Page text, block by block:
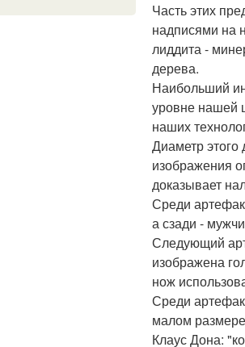
Часть этих
надписями на
лиддита -
дерева.
Наибольший
уровне нашей
наших
Диаметр этого
изображения
доказывает
Среди
а сзади -
Следующий
изображена
нож
Среди
малом
Клаус Дона: